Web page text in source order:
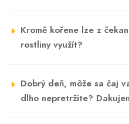
Kromě kořene lze z
rostliny využít?
Dobrý deň, môže sa čaj
dlho nepretržite?